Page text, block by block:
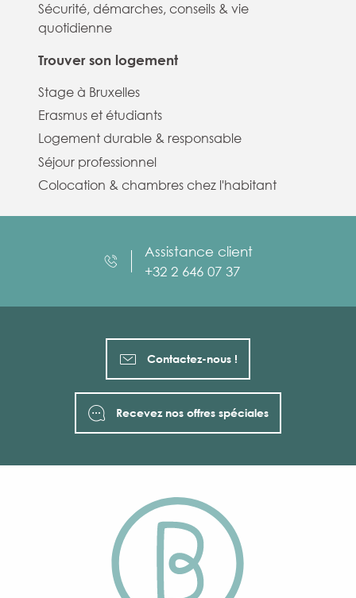
Sécurité, démarches, conseils & vie
quotidienne
Trouver son logement
Stage à Bruxelles
Erasmus et étudiants
Logement durable & responsable
Séjour professionnel
Colocation & chambres chez l'habitant
Assistance client
+32 2 646 07 37
Contactez-nous !
Recevez nos offres spéciales